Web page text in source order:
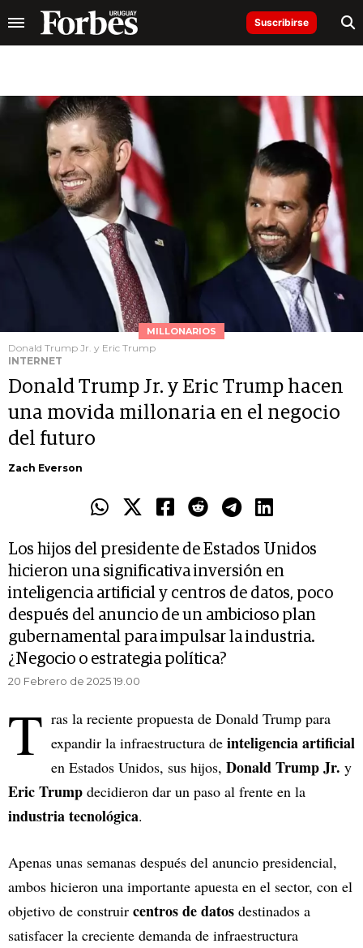
Suscribirse
MILLONARIOS
Donald Trump Jr. y Eric Trump
INTERNET
Donald Trump Jr. y Eric Trump hacen
una movida millonaria en el negocio
del futuro
Zach Everson
Los hijos del presidente de Estados Unidos
hicieron una significativa inversión en
inteligencia artificial y centros de datos, poco
después del anuncio de un ambicioso plan
gubernamental para impulsar la industria.
¿Negocio o estrategia política?
20 Febrero de 2025 19.00
T ras la reciente propuesta de Donald Trump para
expandir la infraestructura de inteligencia artificial
en Estados Unidos, sus hijos, Donald Trump Jr. y
Eric Trump decidieron dar un paso al frente en la
industria tecnológica.
Apenas unas semanas después del anuncio presidencial,
ambos hicieron una importante apuesta en el sector, con el
objetivo de construir centros de datos destinados a
satisfacer la creciente demanda de infraestructura